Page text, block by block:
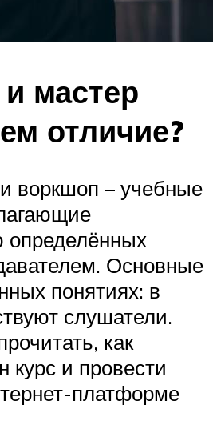
мастер
отличие?
воркшоп – учебные
Основные
понятиях: в
слушатели.
как
курс и провести
платформе